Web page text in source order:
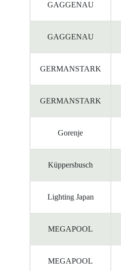
GAGGENAU
GAGGENAU
GERMANSTARK
GERMANSTARK
Gorenje
Küppersbusch
Lighting Japan
MEGAPOOL
MEGAPOOL